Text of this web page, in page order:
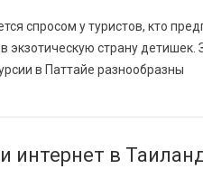
спросом у туристов, кто
экзотическую страну детишек.
в Паттайе разнообразны
интернет в